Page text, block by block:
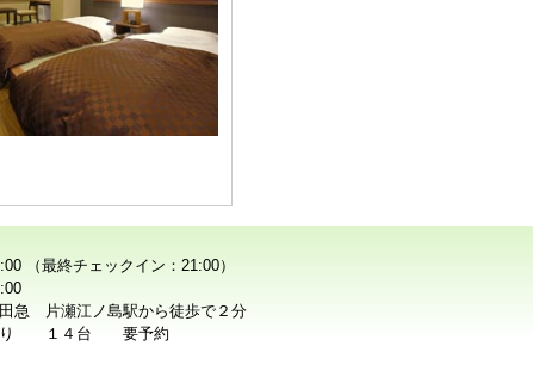
（最終チェックイン：21:00）
急 片瀬江ノ島駅から徒歩で２分
り １４台 要予約